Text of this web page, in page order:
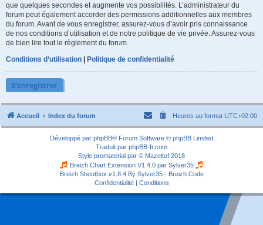
que quelques secondes et augmente vos possibilités. L’administrateur du
forum peut également accorder des permissions additionnelles aux membres
du forum. Avant de vous enregistrer, assurez-vous d’avoir pris connaissance
de nos conditions d’utilisation et de notre politique de vie privée. Assurez-vous
de bien lire tout le règlement du forum.
Conditions d’utilisation | Politique de confidentialité
S’enregistrer
Accueil Index du forum Heures au format UTC+02:00
Développé par phpBB® Forum Software © phpBB Limited
Traduit par phpBB-fr.com
Style promaterial par © Mazeltof 2018
Breizh Chart Extension V1.4.0 par Sylver35
Breizh Shoutbox v1.8.4 By Sylver35 - Breizh Code
Confidentialité| Conditions